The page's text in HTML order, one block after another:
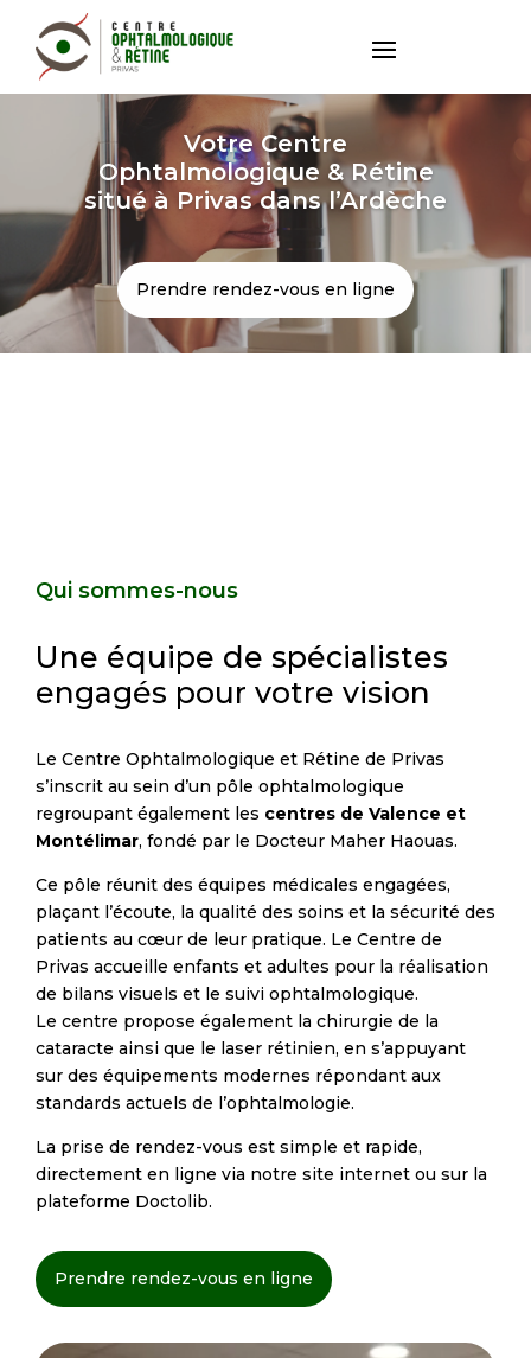
Votre Centre
Ophtalmologique & Rétine
situé à Privas dans l’Ardèche
Prendre rendez-vous en ligne
Qui sommes-nous
Une équipe de spécialistes
engagés pour votre vision
Le Centre Ophtalmologique et Rétine de Privas
s’inscrit au sein d’un pôle ophtalmologique
regroupant également les centres de Valence et
Montélimar, fondé par le Docteur Maher Haouas.
Ce pôle réunit des équipes médicales engagées,
plaçant l’écoute, la qualité des soins et la sécurité des
patients au cœur de leur pratique. Le Centre de
Privas accueille enfants et adultes pour la réalisation
de bilans visuels et le suivi ophtalmologique.
Le centre propose également la chirurgie de la
cataracte ainsi que le laser rétinien, en s’appuyant
sur des équipements modernes répondant aux
standards actuels de l’ophtalmologie.
La prise de rendez-vous est simple et rapide,
directement en ligne via notre site internet ou sur la
plateforme Doctolib.
Prendre rendez-vous en ligne